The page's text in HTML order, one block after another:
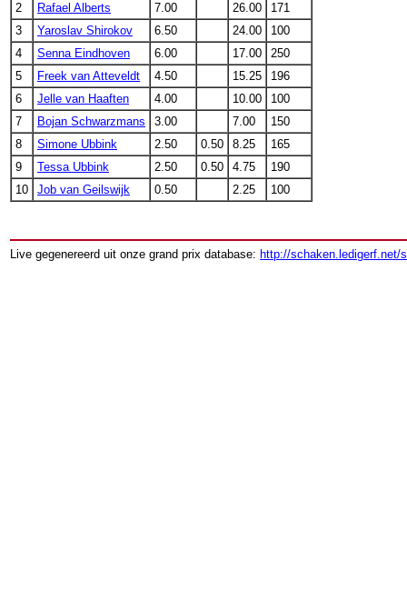
2
Rafael Alberts 7.00 26.00
171
3
Yaroslav Shirokov 6.50 24.00
100
4
Senna Eindhoven 6.00 17.00
250
5
Freek van Atteveldt 4.50 15.25
196
6
Jelle van Haaften 4.00 10.00
100
7
Bojan Schwarzmans 3.00 7.00
150
8
Simone Ubbink 2.50 0.50 8.25
165
9
Tessa Ubbink 2.50 0.50 4.75
190
10
Job van Geilswijk 0.50 2.25 100
Live gegenereerd uit onze grand prix database: http://schaken.ledigerf.net/